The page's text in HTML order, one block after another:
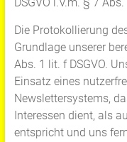
Die Protokollierung
Grundlage unserer
Abs. 1 lit. f DSGVO.
Einsatz eines
Newslettersystems,
Interessen dient, als
entspricht und uns